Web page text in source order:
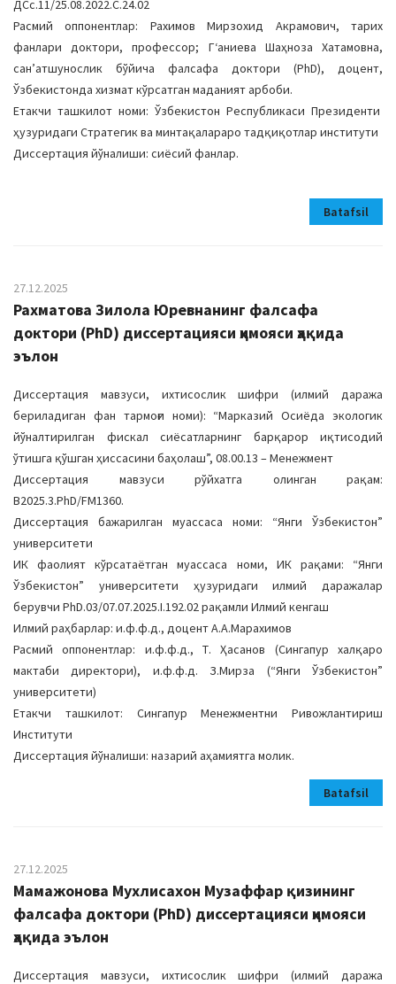
ДСс.11/25.08.2022.С.24.02
Расмий оппонентлар: Рахимов Мирзохид Акрамович, тарих
фанлари доктори, профессор; Гʻаниева Шаҳноза Хатамовна,
санʼатшунослик бўйича фалсафа доктори (PhD), доцент,
Ўзбекистонда хизмат кўрсатган маданият арбоби.
Етакчи ташкилот номи: Ўзбекистон Республикаси Президенти
ҳузуридаги Стратегик ва минтақалараро тадқиқотлар институти
Диссертация йўналиши: сиёсий фанлар.
Batafsil
27.12.2025
Рахматова Зилола Юревнанинг фалсафа
доктори (PhD) диссертацияси ҳимояси ҳақида
эълон
Диссертация мавзуси, ихтисослик шифри (илмий даража
бериладиган фан тармоғи номи): “Марказий Осиёда экологик
йўналтирилган фискал сиёсатларнинг барқарор иқтисодий
ўтишга қўшган ҳиссасини баҳолаш”, 08.00.13 – Менежмент
Диссертация мавзуси рўйхатга олинган рақам:
В2025.3.PhD/FM1360.
Диссертация бажарилган муассаса номи: “Янги Ўзбекистон”
университети
ИК фаолият кўрсатаётган муассаса номи, ИК рақами: “Янги
Ўзбекистон” университети ҳузуридаги илмий даражалар
берувчи PhD.03/07.07.2025.I.192.02 рақамли Илмий кенгаш
Илмий раҳбарлар: и.ф.ф.д., доцент А.А.Марахимов
Расмий оппонентлар: и.ф.ф.д., Т. Ҳасанов (Сингапур халқаро
мактаби директори), и.ф.ф.д. З.Мирза (“Янги Ўзбекистон”
университети)
Етакчи ташкилот: Сингапур Менежментни Ривожлантириш
Институти
Диссертация йўналиши: назарий аҳамиятга молик.
Batafsil
27.12.2025
Мамажонова Мухлисахон Музаффар қизининг
фалсафа доктори (PhD) диссертацияси ҳимояси
ҳақида эълон
Диссертация мавзуси, ихтисослик шифри (илмий даража